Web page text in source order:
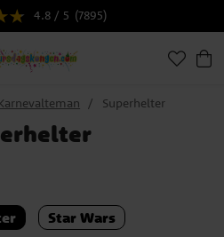
4.8 / 5 (7895)
Superhelter
Star Wars